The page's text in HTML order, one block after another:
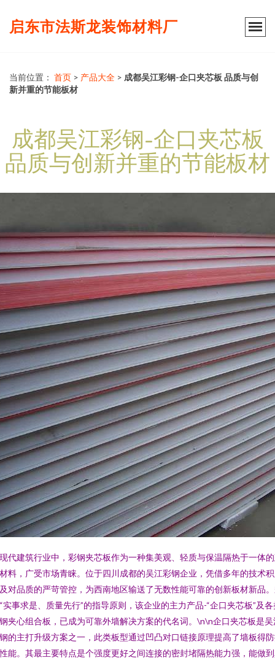
启东市法斯龙装饰材料厂
当前位置： 首页 > 产品大全 > 成都吴江彩钢-企口夹芯板 品质与创
新并重的节能板材
成都吴江彩钢-企口夹芯板
品质与创新并重的节能板材
代建筑行业中，彩钢夹芯板作为一种集美观、轻质与保温隔热于一体
料，广受市场青睐。位于四川成都的吴江彩钢企业，凭借多年的技术
对品质的严苛管控，为西南地区输送了无数性能可靠的创新板材新品
实事求是、质量先行”的指导原则，该企业的主力产品-“企口夹芯板”及
夹心组合板，已成为可靠外墙解决方案的代名词。\n\n企口夹芯板是吴
的主打升级方案之一，此类板型通过凹凸对口链接原理提高了墙板得
能。其最主要特点是个强度更好之间连接的密封堵隔热能力强，能做